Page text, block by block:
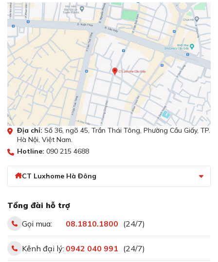
Địa chỉ: Số 36, ngõ 45, Trần Thái Tông, Phường Cầu Giấy, TP.
Hà Nội, Việt Nam.
Hotline: 090 215 4688
CT Luxhome Hà Đông
Tổng đài hỗ trợ
Gọi mua:
08.1810.1800 (24/7)
Kênh đại lý: 0942 040 991 (24/7)